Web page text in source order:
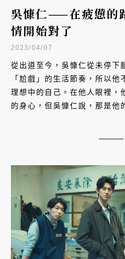
吳慷仁——在疲憊的
情開始對了
2023/04/07
從出道至今，吳慷仁從未停下
「尬戲」的生活節奏，所以他
理想中的自己。在他人眼裡，
的身心，但吳慷仁說，那是他